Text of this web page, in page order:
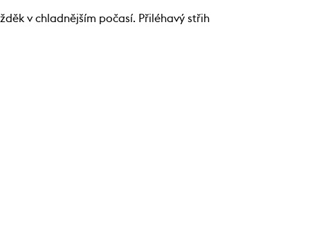
v chladnějším počasí. Přiléhavý střih